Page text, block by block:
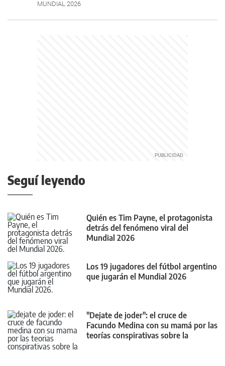
MUNDIAL 2026
Seguí leyendo
Quién es Tim Payne, el protagonista
detrás del fenómeno viral del
Mundial 2026
Los 19 jugadores del fútbol argentino
que jugarán el Mundial 2026
"Dejate de joder": el cruce de
Facundo Medina con su mamá por las
teorías conspirativas sobre la